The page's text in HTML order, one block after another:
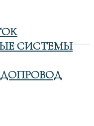
СИСТЕМЫ